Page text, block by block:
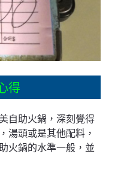
得
自助火鍋，深刻覺得
湯頭或是其他配料，
火鍋的水準一般，並